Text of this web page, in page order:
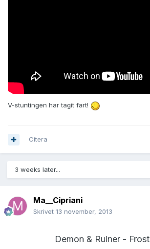
V-stuntingen har tagit fart!
Citera
3 weeks later...
Ma__Cipriani
Skrivet 13 november, 2013
Demon & Ruiner -